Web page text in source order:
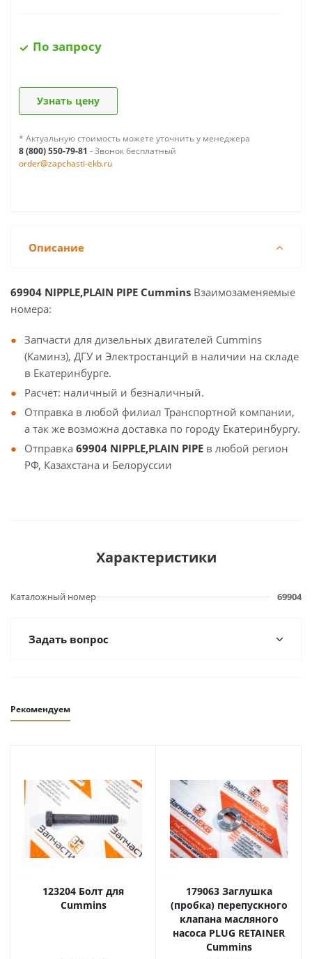
По запросу
Узнать цену
* Актуальную стоимость можете уточнить у менеджера
8 (800) 550-79-81 - Звонок бесплатный
order@zapchasti-ekb.ru
Описание
69904 NIPPLE,PLAIN PIPE Cummins Взаимозаменяемые
номера:
Запчасти для дизельных двигателей Cummins
(Каминз), ДГУ и Электростанций в наличии на складе
в Екатеринбурге.
Расчёт: наличный и безналичный.
Отправка в любой филиал Транспортной компании,
а так же возможна доставка по городу Екатеринбургу.
Отправка 69904 NIPPLE,PLAIN PIPE в любой регион
РФ, Казахстана и Белоруссии
Характеристики
Каталожный номер 69904
Задать вопрос
Рекомендуем
123204 Болт для
Cummins
179063 Заглушка
(пробка) перепускного
клапана масляного
насоса PLUG RETAINER
Cummins